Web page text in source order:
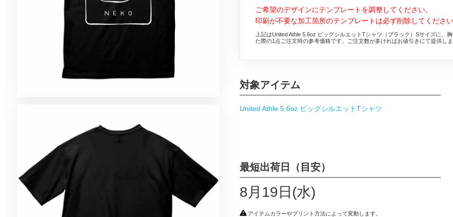
ご希望のデザインにテンプレートを調整してください。
印刷が不要な加工箇所のテンプレートは必ず削除してくださ
上記はUnited Athle 5.6oz ビッグシルエットTシャツ（ブラック）Sサイズに
た際の1点ご注文時の参考価格です。ご注文数が多ければお値引きにて提供し
対象アイテム
United Athle 5.6oz ビッグシルエットTシャツ
最短出荷日（目安）
8月19日(水)
アイテムカラーやプリント方法によって変動します。